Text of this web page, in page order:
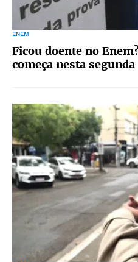
ENEM
Ficou doente no
começa nesta segunda